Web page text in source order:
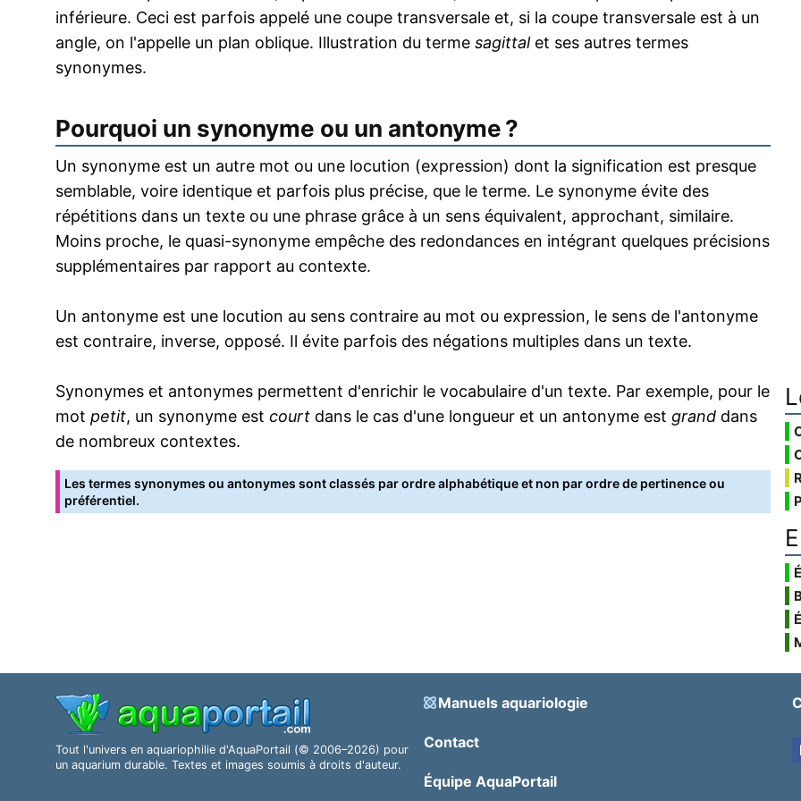
inférieure. Ceci est parfois appelé une coupe transversale et, si la coupe transversale est à un
angle, on l'appelle un plan oblique. Illustration du terme sagittalet ses autres termes
synonymes.
Pourquoi un synonyme ou un antonyme ?
Un synonyme est un autre mot ou une locution (expression) dont la signification est presque
semblable, voire identique et parfois plus précise, que le terme. Le synonyme évite des
répétitions dans un texte ou une phrase grâce à un sens équivalent, approchant, similaire.
Moins proche, le quasi-synonyme empêche des redondances en intégrant quelques précisions
supplémentaires par rapport au contexte.
Un antonyme est une locution au sens contraire au mot ou expression, le sens de l'antonyme
est contraire, inverse, opposé. Il évite parfois des négations multiples dans un texte.
Synonymes et antonymes permettent d'enrichir le vocabulaire d'un texte. Par exemple, pour le
mot petit, un synonyme est court dans le cas d'une longueur et un antonyme est grand dans
de nombreux contextes.
Les termes synonymes ou antonymes sont classés par ordre alphabétique et non par ordre de pertinence ou
préférentiel.
Tout l'univers en aquariophilie d'AquaPortail (© 2006–2026) pour
un aquarium durable. Textes et images soumis à droits d'auteur.
Manuels aquariologie
Contact
Équipe AquaPortail